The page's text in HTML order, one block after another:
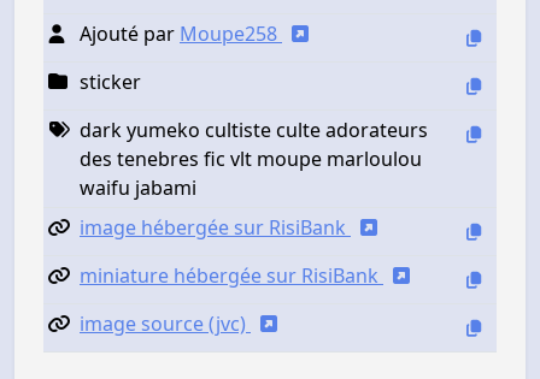
Ajouté par Moupe258
sticker
dark yumeko cultiste culte adorateurs
des tenebres fic vlt moupe marloulou
waifu jabami
image hébergée sur RisiBank
miniature hébergée sur RisiBank
image source (jvc)